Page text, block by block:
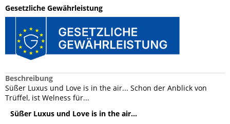
Gesetzliche Gewährleistung
Beschreibung
Süßer Luxus und Love is in the air... Schon der Anblick von
Trüffel, ist Welness für...
Süßer Luxus und Love is in the air...